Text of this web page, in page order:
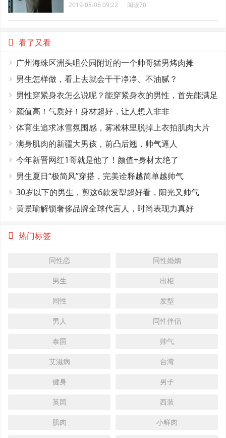
2019-08-06 09:22 阅读70
看了又看
广州海珠区洲头咀公园附近的一个帅哥猛男烤肉摊
男生怎样做，看上去就会干干净净、不油腻？
男性穿紧身衣怎么说呢？能穿紧身衣的男性，首先能满足
这4个条件
颜值高！气质好！身材超好，让人想入非非
体育生追求冰雪氛围感，雾凇林里脱掉上衣拍肌肉大片
满身肌肉的新疆大男孩，前凸后翘，帅气逼人
今年新晋网红1哥就是他了！颜值+身材太绝了
男生夏日“极简风”穿搭，完美诠释越简单越帅气
30岁以下的男生，剪这6款发型超好看，阳光又帅气
黄景瑜解锁奢侈品牌全球代言人，时尚表现力真好
热门标签
同性恋 同性婚姻
男生 出柜
同性 发型
男人 同性伴侣
泰国 帅气
艾滋病 台湾
健身 男子
英国 西装
肌肉 小鲜肉